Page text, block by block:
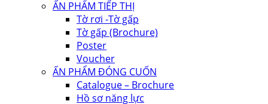
ẤN PHẨM TIẾP THỊ
Tờ rơi -Tờ gấp
Tờ gấp (Brochure)
Poster
Voucher
ẤN PHẨM ĐÓNG CUỐN
Catalogue – Brochure
Hồ sơ năng lực